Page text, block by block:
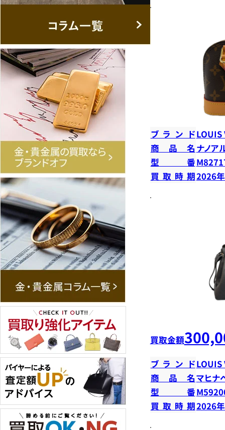
ブランドLOUIS
商品名 ナノア
型番
買取時期2026
買取金額
ブランドLOUIS
商品名マヒナ
型番
買取時期2026